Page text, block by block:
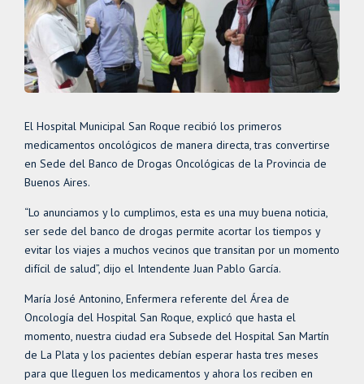
El Hospital Municipal San Roque recibió los primeros
medicamentos oncológicos de manera directa, tras convertirse
en Sede del Banco de Drogas Oncológicas de la Provincia de
Buenos Aires.
“Lo anunciamos y lo cumplimos, esta es una muy buena noticia,
ser sede del banco de drogas permite acortar los tiempos y
evitar los viajes a muchos vecinos que transitan por un momento
difícil de salud”, dijo el Intendente Juan Pablo García.
María José Antonino, Enfermera referente del Área de
Oncología del Hospital San Roque, explicó que hasta el
momento, nuestra ciudad era Subsede del Hospital San Martín
de La Plata y los pacientes debían esperar hasta tres meses
para que lleguen los medicamentos y ahora los reciben en